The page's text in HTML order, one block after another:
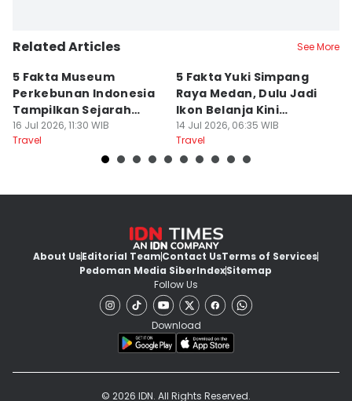
Related Articles See More
5 Fakta Museum
Perkebunan Indonesia
Tampilkan Sejarah
Tanah Deli
16 Jul 2026, 11:30 WIB
Travel
5 Fakta Yuki Simpang
Raya Medan, Dulu Jadi
Ikon Belanja Kini
Ditinggalkan
14 Jul 2026, 06:35 WIB
Travel
About UsEditorial TeamContact UsTerms of Services
Pedoman Media SiberIndexSitemap
Follow Us
Download
© 2026 IDN. All Rights Reserved.